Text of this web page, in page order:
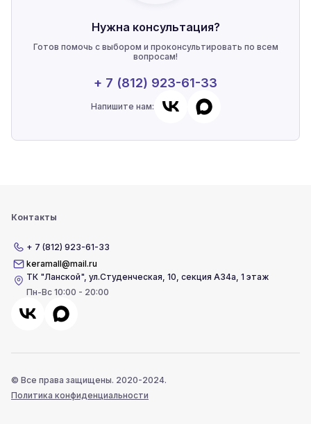
Нужна консультация?
Готов помочь с выбором и проконсультировать по всем
вопросам!
+ 7 (812) 923-61-33
Напишите нам:
Контакты
+ 7 (812) 923-61-33
keramall@mail.ru
ТК "Ланской",ул.Студенческая, 10, секция А34а, 1 этаж
Пн-Вс 10:00 - 20:00
© Все права защищены. 2020-2024.
Политика конфиденциальности